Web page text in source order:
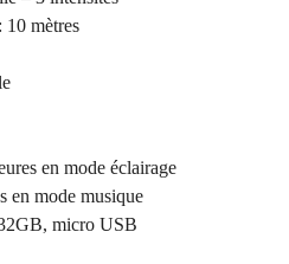
10 mètres
en mode éclairage
en mode musique
micro USB